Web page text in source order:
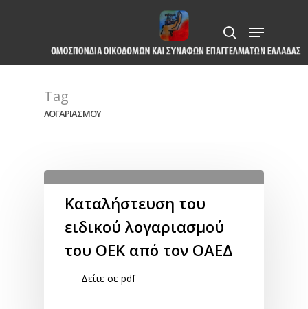
content
search
Menu
Tag
ΛΟΓΑΡΙΑΣΜΟΥ
Καταλήστευση του
ειδικού λογαριασμού
του ΟΕΚ από τον ΟΑΕΔ
Δείτε σε pdf